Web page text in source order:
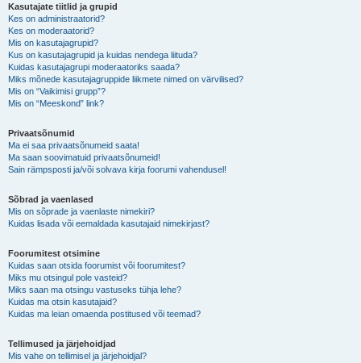
Kasutajate tiitlid ja grupid
Kes on administraatorid?
Kes on moderaatorid?
Mis on kasutajagrupid?
Kus on kasutajagrupid ja kuidas nendega liituda?
Kuidas kasutajagrupi moderaatoriks saada?
Miks mõnede kasutajagruppide liikmete nimed on värvilised?
Mis on “Vaikimisi grupp”?
Mis on “Meeskond” link?
Privaatsõnumid
Ma ei saa privaatsõnumeid saata!
Ma saan soovimatuid privaatsõnumeid!
Sain rämpsposti ja/või solvava kirja foorumi vahendusel!
Sõbrad ja vaenlased
Mis on sõprade ja vaenlaste nimekiri?
Kuidas lisada või eemaldada kasutajaid nimekirjast?
Foorumitest otsimine
Kuidas saan otsida foorumist või foorumitest?
Miks mu otsingul pole vasteid?
Miks saan ma otsingu vastuseks tühja lehe?
Kuidas ma otsin kasutajaid?
Kuidas ma leian omaenda postitused või teemad?
Tellimused ja järjehoidjad
Mis vahe on tellimisel ja järjehoidjal?